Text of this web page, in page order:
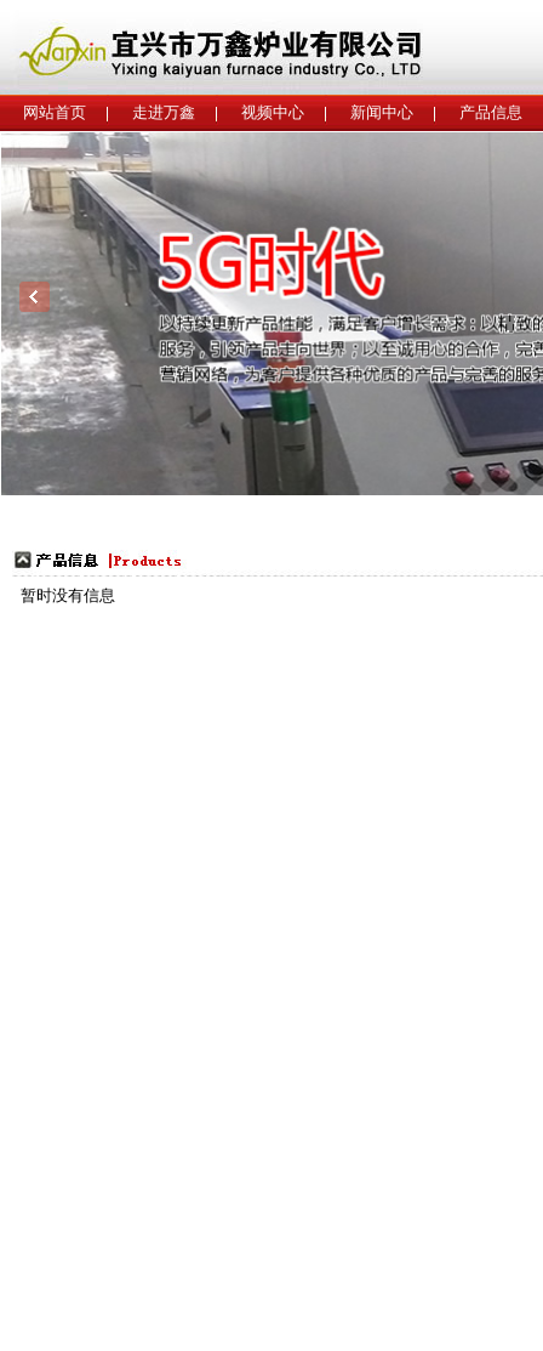
网站首页 走进万鑫 视频中心 新闻中心
产品信息
工程案例
联系我们
暂时没有信息